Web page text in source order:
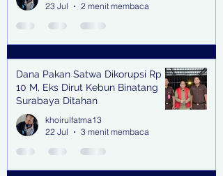
23 Jul
2 menit membaca
Dana Pakan Satwa Dikorupsi Rp
10 M, Eks Dirut Kebun Binatang
Surabaya Ditahan
khoirulfatma13
22 Jul
3 menit membaca